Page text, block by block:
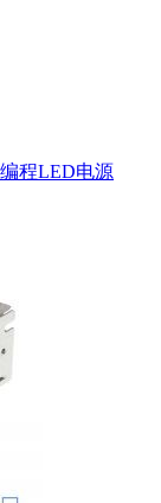
程LED电源